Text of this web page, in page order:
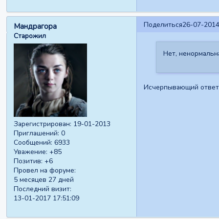
Поделиться26-07-
Мандрагора
Старожил
Зарегистрирован: 19-01-2013
Приглашений: 0
Сообщений: 6933
Уважение: +85
Позитив: +6
Провел на форуме:
5 месяцев 27 дней
Последний визит:
13-01-2017 17:51:09
Нет,
Исчерпывающий